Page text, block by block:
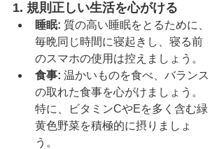
1. 規則正しい生活を心がける
睡眠: 質の高い睡眠をとるために、
毎晩同じ時間に寝起きし、寝る前
のスマホの使用は控えましょう。
食事: 温かいものを食べ、バランス
の取れた食事を心がけましょう。
特に、ビタミンCやEを多く含む緑
黄色野菜を積極的に摂りましょ
う。